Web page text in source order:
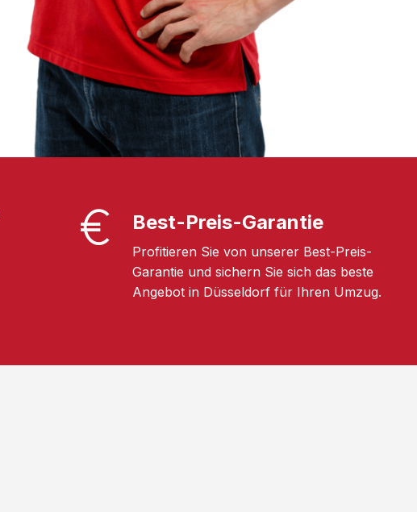
Best-Preis-Garantie
Profitieren Sie von unserer Best-Preis-
Garantie und sichern Sie sich das beste
Angebot in Düsseldorf für Ihren Umzug.